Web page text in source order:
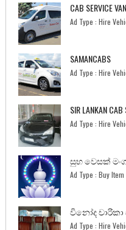
CAB SERVICE
Ad Type : Hire
SAMANCABS
Ad Type : Hire
SIR LANKAN CAB
Ad Type : Hire
සුභ වෙසක්
Ad Type : Buy Item
විනෝද චාරිකා
Ad Type : Hire